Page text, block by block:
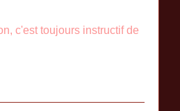
c'est toujours instructif de